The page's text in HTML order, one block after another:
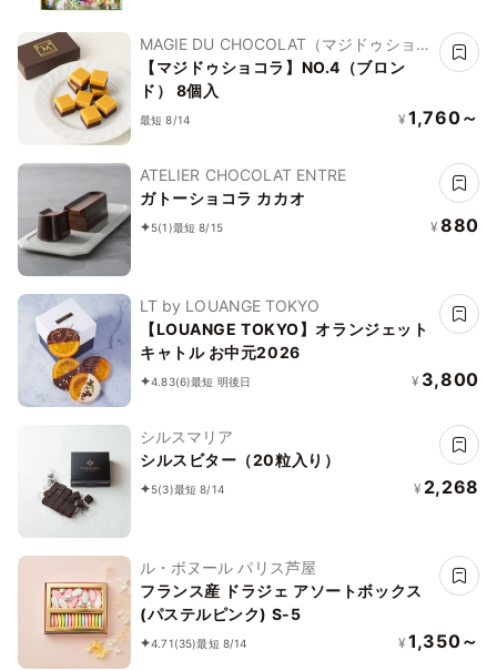
MAGIE DU CHOCOLAT（マジドゥショコ
ラ）
【マジドゥショコラ】NO.4（ブロン
ド） 8個入
最短 8/14 ¥ 1,760～
ATELIER CHOCOLAT ENTRE
ガトーショコラ カカオ
5(1)最短 8/15 ¥ 880
LT by LOUANGE TOKYO
【LOUANGE TOKYO】オランジェット
キャトル お中元2026
4.83(6)最短 明後日 ¥ 3,800
シルスマリア
シルスビター（20粒入り）
5(3)最短 8/14 ¥ 2,268
ル・ボヌール パリス芦屋
フランス産 ドラジェ アソートボックス
(パステルピンク) S-5
4.71(35)最短 8/14 ¥ 1,350～